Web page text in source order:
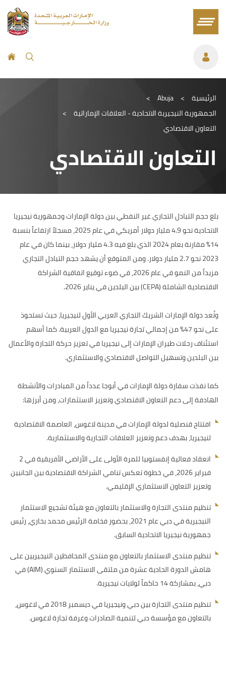
الرئيسية >
Abuja
>
الجمهورية النيجيرية الاتحادية - العلاقات الإماراتية >
التعاون الاقتصادي
التعاون الاقتصادي
بلغ حجم التبادل التجاري غير النفطي بين دولة الإمارات وجمهورية نيجيريا
الاتحادية نحو 4.9 مليار دولار أمريكي في عام 2025، مسجلاً ارتفاعاً بنسبة
14% مقارنة بعام 2024 الذي بلغ فيه 4.3 مليار دولار، بينما كان في عام
2023 نحو 2.7 مليار دولار. ومن المتوقع أن يشهد حجم التبادل التجاري
مزيداً من النمو في عام 2026، في ضوء توقيع اتفاقية الشراكة
الاقتصادية الشاملة (CEPA) بين البلدين في يناير 2026.
وتُعد دولة الإمارات الشريك التجاري العربي الأول لنيجيريا، حيث تستحوذ
على نحو 47% من إجمالي تجارة نيجيريا مع الدول العربية. كما أسهم
استئناف رحلات طيران الإمارات إلى نيجيريا في تعزيز حركة التجارة والأعمال
بين البلدين وتسهيل التواصل الاقتصادي والاستثماري.
كما نفذت سفارة دولة الإمارات في أبوجا عدداً من المبادرات والأنشطة
الهادفة إلى دعم التعاون الاقتصادي وتعزيز الاستثمارات، ومن أبرزها:
افتتاح قنصلية لدولة الإمارات في مدينة لاغوس، العاصمة الاقتصادية
لنيجيريا، بهدف دعم وتعزيز العلاقات التجارية والاستثمارية.
انعقاد فعالية إنفستوبيا للمرة الأولى على الأراضي الأفريقية في 2
فبراير 2026، في خطوة تعكس تنامي الشراكة الاقتصادية بين الجانبين
وتعزيز التعاون الاستثماري الإقليمي.
تنظيم منتدى التجارة والاستثمار بالتعاون مع هيئة تشجيع الاستثمار
النيجيرية في دبي عام 2021، بحضور فخامة الرئيس محمد بخاري، رئيس
جمهورية نيجيريا الاتحادية السابق.
تنظيم منتدى الاستثمار بالتعاون مع منتدى المحافظين النيجيريين على
هامش الدورة الحادية عشرة من ملتقى الاستثمار السنوي (AIM) في
دبي، بمشاركة 14 حاكماً لولايات نيجيرية.
تنظيم منتدى التجارة بين دبي ونيجيريا في ديسمبر 2018 في لاغوس،
بالتعاون مع مؤسسة دبي لتنمية الصادرات وغرفة تجارة لاغوس.